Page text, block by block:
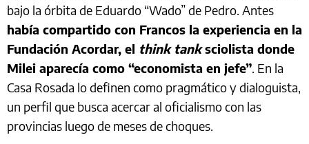
bajo la órbita de Eduardo “Wado” de Pedro. Antes
había compartido con Francos la experiencia en la
Fundación Acordar, el think tanksciolista donde
Milei aparecía como “economista en jefe”. En la
Casa Rosada lo definen como pragmático y dialoguista,
un perfil que busca acercar al oficialismo con las
provincias luego de meses de choques.